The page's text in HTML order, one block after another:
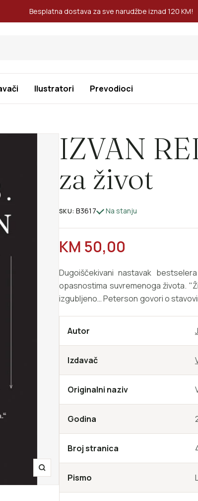
Besplatna dostava za sve narudžbe iznad 120 KM!
Ilustratori Prevodioci
Zoom
IZVAN
za život
SKU: B3617 Na stanju
REDOVNA CIJENA
KM 50,00
Dugoiščekivani nastavak
opasnostima suvremenoga života.
izgubljeno… Peterson govori o
nevjerojatna intelekta i emocionalne
milijunima mladih ljudi savršen
BROOKS, New York Times. "Svijetu
gomile
Autor
Izdavač
Originalni naziv
Godina
Broj stranica
Pismo